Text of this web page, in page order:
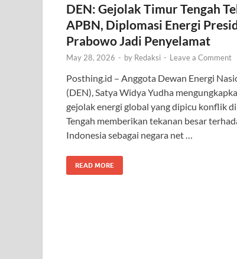
DEN: Gejolak Timur Tengah
APBN, Diplomasi Energi
Prabowo Jadi Penyelamat
May 28, 2026 - by Redaksi - Leave a Comment
Posthing.id – Anggota Dewan Energi
(DEN), Satya Widya Yudha
gejolak energi global yang dipicu konflik
Tengah memberikan tekanan besar
Indonesia sebagai negara net …
READ MORE